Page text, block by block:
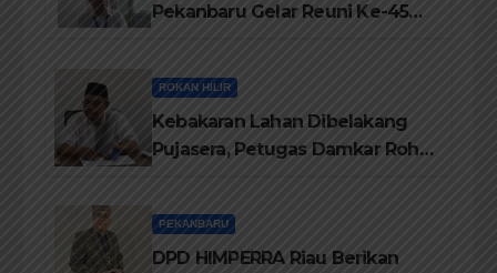
Pekanbaru Gelar Reuni Ke-45
ROKAN HILIR
Kebakaran Lahan Dibelakang
Pujasera, Petugas Damkar Rohil
PEKANBARU
DPD HIMPERRA Riau Berikan